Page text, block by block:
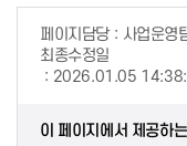
페이지담당 사업운영
최종수정일
2026.01.05
이 페이지에서 제공하